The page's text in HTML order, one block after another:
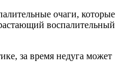
очаги, которые
воспалительный
за время недуга может